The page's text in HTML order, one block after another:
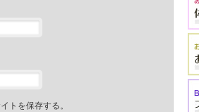
トを保存する。